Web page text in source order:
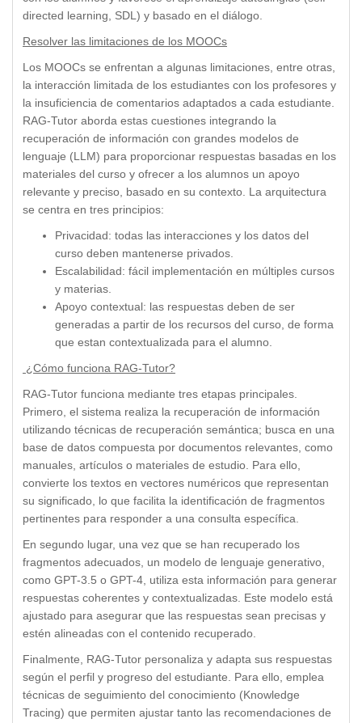
directed learning, SDL) y basado en el diálogo.
Resolver las limitaciones de los MOOCs
Los MOOCs se enfrentan a algunas limitaciones, entre otras,
la interacción limitada de los estudiantes con los profesores y
la insuficiencia de comentarios adaptados a cada estudiante.
RAG-Tutor aborda estas cuestiones integrando la
recuperación de información con grandes modelos de
lenguaje (LLM) para proporcionar respuestas basadas en los
materiales del curso y ofrecer a los alumnos un apoyo
relevante y preciso, basado en su contexto. La arquitectura
se centra en tres principios:
Privacidad: todas las interacciones y los datos del
curso deben mantenerse privados.
Escalabilidad: fácil implementación en múltiples cursos
y materias.
Apoyo contextual: las respuestas deben de ser
generadas a partir de los recursos del curso, de forma
que estan contextualizada para el alumno.
¿Cómo funciona RAG-Tutor?
RAG-Tutor funciona mediante tres etapas principales.
Primero, el sistema realiza la recuperación de información
utilizando técnicas de recuperación semántica; busca en una
base de datos compuesta por documentos relevantes, como
manuales, artículos o materiales de estudio. Para ello,
convierte los textos en vectores numéricos que representan
su significado, lo que facilita la identificación de fragmentos
pertinentes para responder a una consulta específica.
En segundo lugar, una vez que se han recuperado los
fragmentos adecuados, un modelo de lenguaje generativo,
como GPT-3.5 o GPT-4, utiliza esta información para generar
respuestas coherentes y contextualizadas. Este modelo está
ajustado para asegurar que las respuestas sean precisas y
estén alineadas con el contenido recuperado.
Finalmente, RAG-Tutor personaliza y adapta sus respuestas
según el perfil y progreso del estudiante. Para ello, emplea
técnicas de seguimiento del conocimiento (Knowledge
Tracing) que permiten ajustar tanto las recomendaciones de